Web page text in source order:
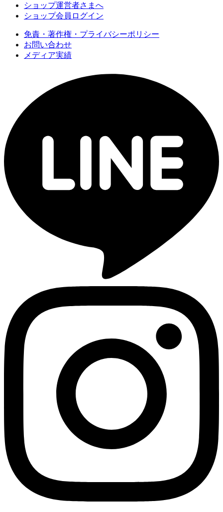
ショップ運営者さまへ
ショップ会員ログイン
免責・著作権・プライバシーポリシー
お問い合わせ
メディア実績